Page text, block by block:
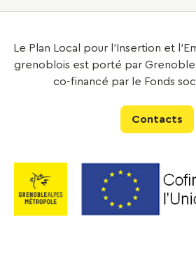
Le Plan Local pour l’Insertion et
grenoblois est porté par
co-financé par le Fonds
Contacts